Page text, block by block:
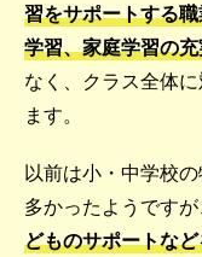
習をサポートする
学習、家庭学習の
なく、クラス全体
ます。
以前は小・中学校
多かったようですが
どものサポートな